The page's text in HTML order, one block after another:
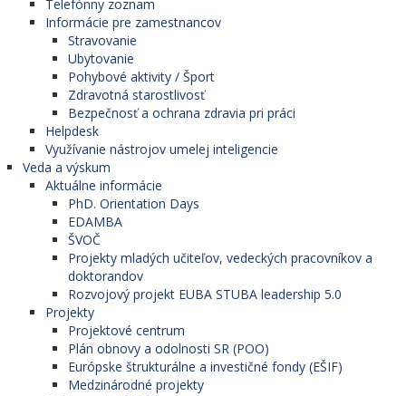
Telefónny zoznam
Informácie pre zamestnancov
Stravovanie
Ubytovanie
Pohybové aktivity / Šport
Zdravotná starostlivosť
Bezpečnosť a ochrana zdravia pri práci
Helpdesk
Využívanie nástrojov umelej inteligencie
Veda a výskum
Aktuálne informácie
PhD. Orientation Days
EDAMBA
ŠVOČ
Projekty mladých učiteľov, vedeckých pracovníkov a
doktorandov
Rozvojový projekt EUBA STUBA leadership 5.0
Projekty
Projektové centrum
Plán obnovy a odolnosti SR (POO)
Európske štrukturálne a investičné fondy (EŠIF)
Medzinárodné projekty